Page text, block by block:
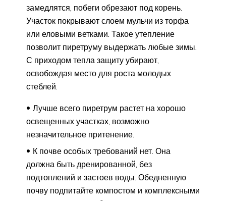
замедлятся, побеги обрезают под корень.
Участок покрывают слоем мульчи из торфа
или еловыми ветками. Такое утепление
позволит пиретруму выдержать любые зимы.
С приходом тепла защиту убирают,
освобождая место для роста молодых
стеблей.
Лучше всего пиретрум растет на хорошо
освещенных участках, возможно
незначительное притенение.
К почве особых требований нет. Она
должна быть дренированной, без
подтоплений и застоев воды. Обедненную
почву подпитайте компостом и комплексными